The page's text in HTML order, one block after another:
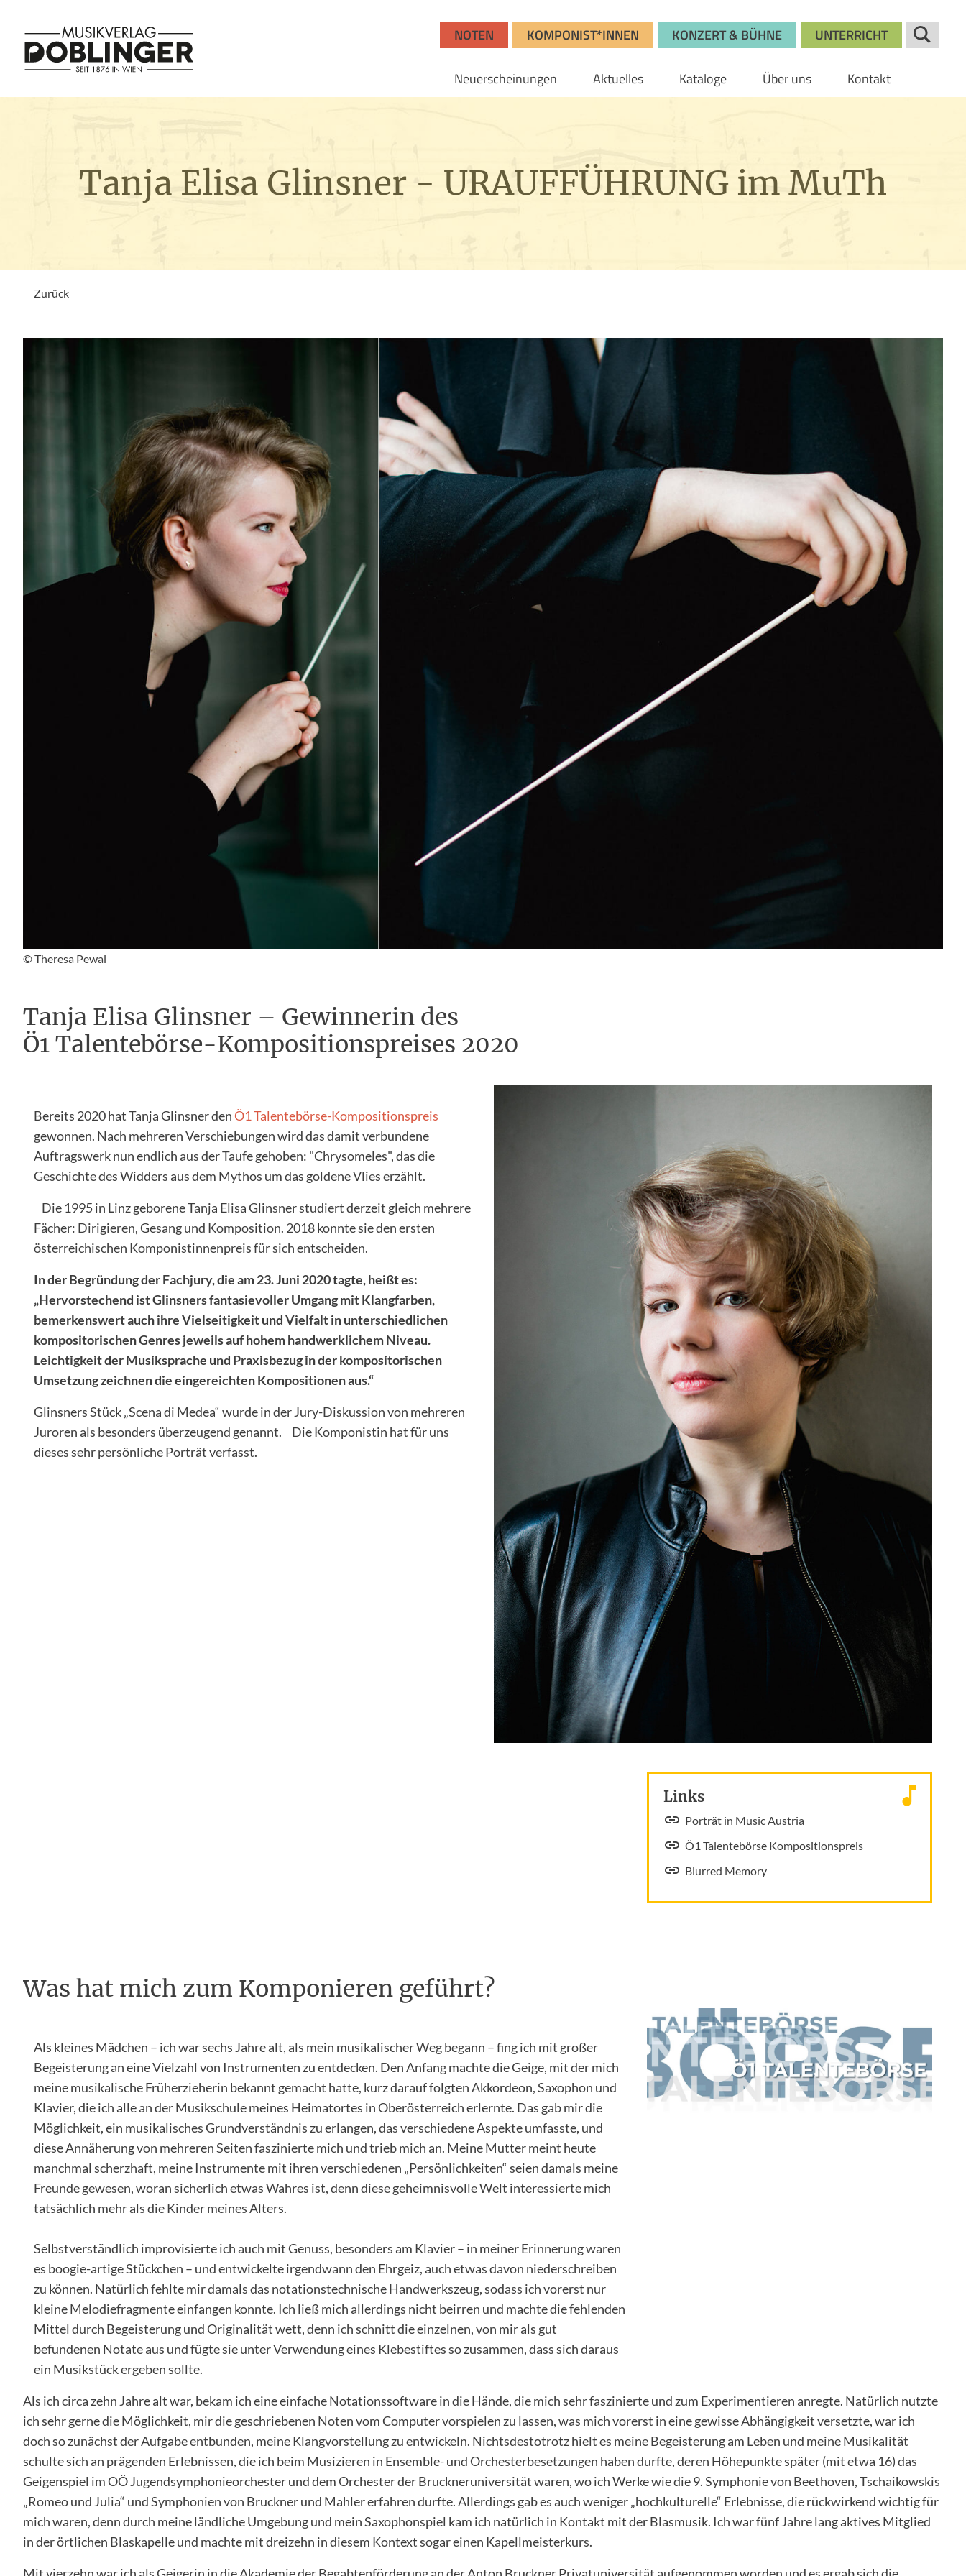
NOTEN KOMPONIST*INNEN KONZERT & BÜHNE UNTERRICHT
Neuerscheinungen Aktuelles Kataloge Über uns Kontakt
Tanja Elisa Glinsner - URAUFFÜHRUNG im MuTh
Zurück
© Theresa Pewal
Tanja Elisa Glinsner – Gewinnerin des
Ö1 Talentebörse-Kompositionspreises 2020
Bereits 2020 hat Tanja Glinsner denÖ1 Talentebörse-Kompositionspreis
gewonnen. Nach mehreren Verschiebungen wird das damit verbundene
Auftragswerk nun endlich aus der Taufe gehoben: "Chrysomeles", das die
Geschichte des Widders aus dem Mythos um das goldene Vlies erzählt.
Die 1995 in Linz geborene Tanja Elisa Glinsner studiert derzeit gleich mehrere
Fächer: Dirigieren, Gesang und Komposition. 2018 konnte sie den ersten
österreichischen Komponistinnenpreis für sich entscheiden.
In der Begründung der Fachjury, die am 23. Juni 2020 tagte, heißt es:
„Hervorstechend ist Glinsners fantasievoller Umgang mit Klangfarben,
bemerkenswert auch ihre Vielseitigkeit und Vielfalt in unterschiedlichen
kompositorischen Genres jeweils auf hohem handwerklichem Niveau.
Leichtigkeit der Musiksprache und Praxisbezug in der kompositorischen
Umsetzung zeichnen die eingereichten Kompositionen aus.“
Glinsners Stück „Scena di Medea“ wurde in der Jury-Diskussion von mehreren
Juroren als besonders überzeugend genannt. Die Komponistin hat für uns
dieses sehr persönliche Porträt verfasst.
Links
Porträt in Music Austria
Ö1 Talentebörse Kompositionspreis
Blurred Memory
Was hat mich zum Komponieren geführt?
Als kleines Mädchen – ich war sechs Jahre alt, als mein musikalischer Weg begann – fing ich mit großer
Begeisterung an eine Vielzahl von Instrumenten zu entdecken. Den Anfang machte die Geige, mit der mich
meine musikalische Früherzieherin bekannt gemacht hatte, kurz darauf folgten Akkordeon, Saxophon und
Klavier, die ich alle an der Musikschule meines Heimatortes in Oberösterreich erlernte. Das gab mir die
Möglichkeit, ein musikalisches Grundverständnis zu erlangen, das verschiedene Aspekte umfasste, und
diese Annäherung von mehreren Seiten faszinierte mich und trieb mich an. Meine Mutter meint heute
manchmal scherzhaft, meine Instrumente mit ihren verschiedenen „Persönlichkeiten“ seien damals meine
Freunde gewesen, woran sicherlich etwas Wahres ist, denn diese geheimnisvolle Welt interessierte mich
tatsächlich mehr als die Kinder meines Alters.
Selbstverständlich improvisierte ich auch mit Genuss, besonders am Klavier – in meiner Erinnerung waren
es boogie-artige Stückchen – und entwickelte irgendwann den Ehrgeiz, auch etwas davon niederschreiben
zu können. Natürlich fehlte mir damals das notationstechnische Handwerkszeug, sodass ich vorerst nur
kleine Melodiefragmente einfangen konnte. Ich ließ mich allerdings nicht beirren und machte die fehlenden
Mittel durch Begeisterung und Originalität wett, denn ich schnitt die einzelnen, von mir als gut
befundenen Notate aus und fügte sie unter Verwendung eines Klebestiftes so zusammen, dass sich daraus
ein Musikstück ergeben sollte.
Als ich circa zehn Jahre alt war, bekam ich eine einfache Notationssoftware in die Hände, die mich sehr faszinierte und zum Experimentieren anregte. Natürlich nutzte
ich sehr gerne die Möglichkeit, mir die geschriebenen Noten vom Computer vorspielen zu lassen, was mich vorerst in eine gewisse Abhängigkeit versetzte, war ich
doch so zunächst der Aufgabe entbunden, meine Klangvorstellung zu entwickeln. Nichtsdestotrotz hielt es meine Begeisterung am Leben und meine Musikalität
schulte sich an prägenden Erlebnissen, die ich beim Musizieren in Ensemble- und Orchesterbesetzungen haben durfte, deren Höhepunkte später (mit etwa 16) das
Geigenspiel im OÖ Jugendsymphonieorchester und dem Orchester der Bruckneruniversität waren, wo ich Werke wie die 9. Symphonie von Beethoven, Tschaikowskis
„Romeo und Julia“ und Symphonien von Bruckner und Mahler erfahren durfte. Allerdings gab es auch weniger „hochkulturelle“ Erlebnisse, die rückwirkend wichtig für
mich waren, denn durch meine ländliche Umgebung und mein Saxophonspiel kam ich natürlich in Kontakt mit der Blasmusik. Ich war fünf Jahre lang aktives Mitglied
in der örtlichen Blaskapelle und machte mit dreizehn in diesem Kontext sogar einen Kapellmeisterkurs.